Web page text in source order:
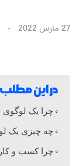
ط
27 مارس 2022
در این
چرا یک
چه چیزی یک
چرا کسب و